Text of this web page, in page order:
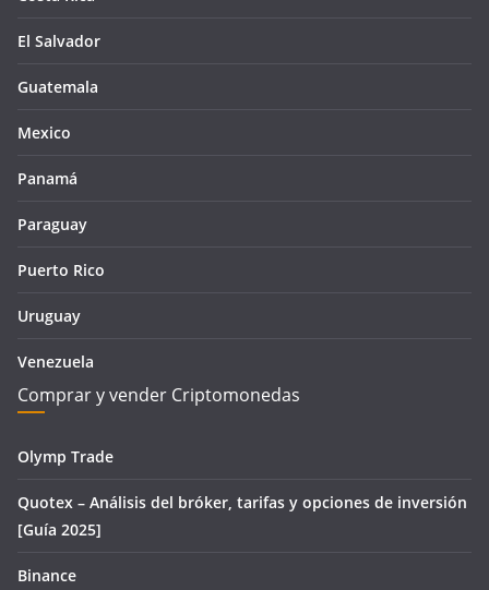
El Salvador
Guatemala
Mexico
Panamá
Paraguay
Puerto Rico
Uruguay
Venezuela
Comprar y vender Criptomonedas
Olymp Trade
Quotex – Análisis del bróker, tarifas y opciones de inversión
[Guía 2025]
Binance